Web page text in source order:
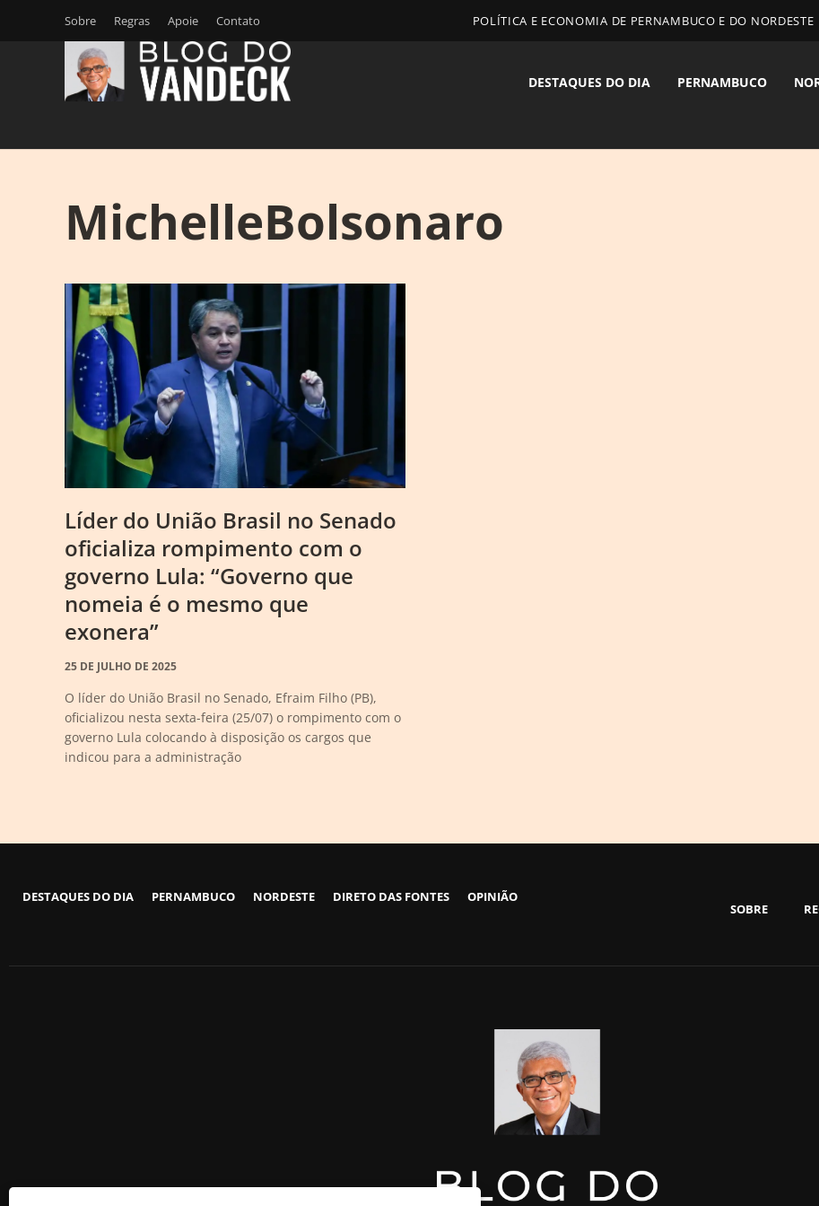
Sobre Regras Apoie Contato POLÍTICA E ECONOMIA DE PERNAMBUCO E DO NORDESTE
DESTAQUES DO DIA PERNAMBUCO
MichelleBolsonaro
Líder do União Brasil no Senado
oficializa rompimento com o
governo Lula: “Governo que
nomeia é o mesmo que
exonera”
25 DE JULHO DE 2025
O líder do União Brasil no Senado, Efraim Filho (PB),
oficializou nesta sexta-feira (25/07) o rompimento com o
governo Lula colocando à disposição os cargos que
indicou para a administração
DESTAQUES DO DIA PERNAMBUCO NORDESTE DIRETO DAS FONTES OPINIÃO
SOBRE